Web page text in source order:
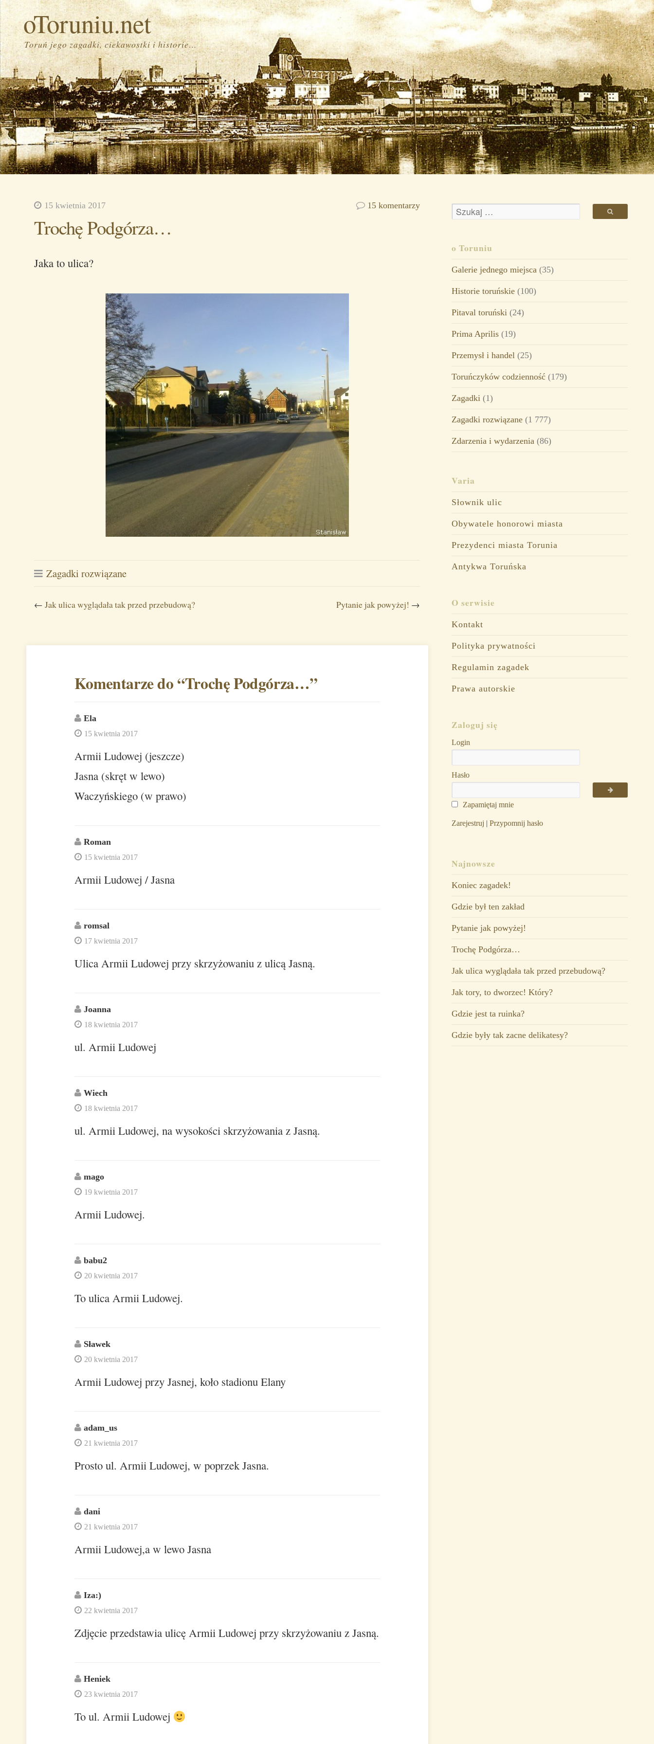
oToruniu.net
Toruń jego zagadki, ciekawostki i historie…
15 kwietnia 2017 15 komentarzy
Trochę Podgórza…
Jaka to ulica?
Zagadki rozwiązane
←Jak ulica wyglądała tak przed przebudową? Pytanie jak powyżej! →
Komentarze do “Trochę Podgórza…”
Ela
15 kwietnia 2017
Armii Ludowej (jeszcze)
Jasna (skręt w lewo)
Waczyńskiego (w prawo)
Roman
15 kwietnia 2017
Armii Ludowej / Jasna
romsal
17 kwietnia 2017
Ulica Armii Ludowej przy skrzyżowaniu z ulicą Jasną.
Joanna
18 kwietnia 2017
ul. Armii Ludowej
Wiech
18 kwietnia 2017
ul. Armii Ludowej, na wysokości skrzyżowania z Jasną.
mago
19 kwietnia 2017
Armii Ludowej.
babu2
20 kwietnia 2017
To ulica Armii Ludowej.
Sławek
20 kwietnia 2017
Armii Ludowej przy Jasnej, koło stadionu Elany
adam_us
21 kwietnia 2017
Prosto ul. Armii Ludowej, w poprzek Jasna.
dani
21 kwietnia 2017
Armii Ludowej,a w lewo Jasna
Iza:)
22 kwietnia 2017
Zdjęcie przedstawia ulicę Armii Ludowej przy skrzyżowaniu z Jasną.
Heniek
23 kwietnia 2017
To ul. Armii Ludowej
o Toruniu
Galerie jednego miejsca(35)
Historie toruńskie(100)
Pitaval toruński(24)
Prima Aprilis(19)
Przemysł i handel(25)
Toruńczyków codzienność(179)
Zagadki(1)
Zagadki rozwiązane(1 777)
Zdarzenia i wydarzenia(86)
Varia
Słownik ulic
Obywatele honorowi miasta
Prezydenci miasta Torunia
Antykwa Toruńska
O serwisie
Kontakt
Polityka prywatności
Regulamin zagadek
Prawa autorskie
Zaloguj się
Login
Hasło
Zapamiętaj mnie
Zarejestruj | Przypomnij hasło
Najnowsze
Koniec zagadek!
Gdzie był ten zakład
Pytanie jak powyżej!
Trochę Podgórza…
Jak ulica wyglądała tak przed przebudową?
Jak tory, to dworzec! Który?
Gdzie jest ta ruinka?
Gdzie były tak zacne delikatesy?